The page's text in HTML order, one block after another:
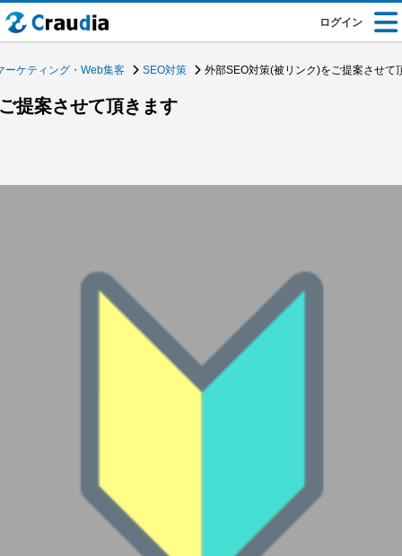
ログイン
ーケティング・Web集客 SEO対策 外部SEO対策(被リンク)をご提案させて
提案させて頂きます